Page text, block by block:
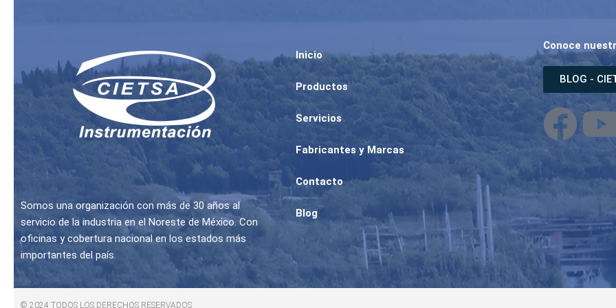
Somos una organización con más de 30 años al
servicio de la industria en el Noreste de México. Con
oficinas y cobertura nacional en los estados más
importantes del país.
Inicio
Productos
Servicios
Fabricantes y Marcas
Contacto
Blog
Conoce
BLOG -
F
a
c
e
b
o
t
u
© 2024 TODOS LOS DERECHOS RESERVADOS